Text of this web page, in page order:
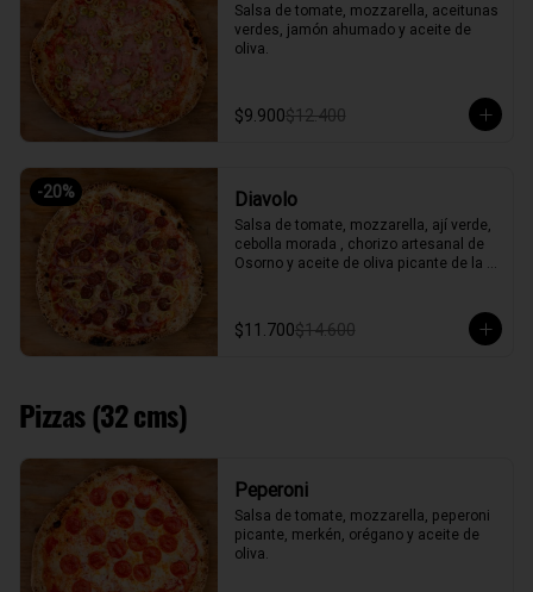
Salsa de tomate, mozzarella, aceitunas
verdes, jamón ahumado y aceite de
oliva.
$9.900$12.400
-20% Diavolo
Salsa de tomate, mozzarella, ají verde,
cebolla morada , chorizo artesanal de
Osorno y aceite de oliva picante de la
$11.700$14.600
Pizzas (32 cms)
Peperoni
Salsa de tomate, mozzarella, peperoni
picante, merkén, orégano y aceite de
oliva.